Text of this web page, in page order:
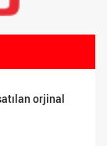
orjinal